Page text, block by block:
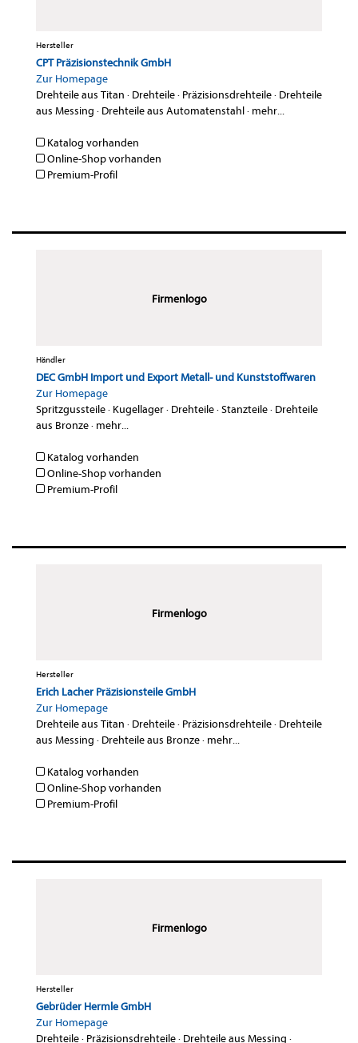
Hersteller
CPT Präzisionstechnik GmbH
Zur Homepage
Drehteile aus Titan · Drehteile· Präzisionsdrehteile· Drehteile
aus Messing · Drehteile aus Automatenstahl· mehr...
Katalog vorhanden
Online-Shop vorhanden
Premium-Profil
Firmenlogo
Händler
DEC GmbH Import und Export Metall- und Kunststoffwaren
Zur Homepage
Spritzgussteile· Kugellager· Drehteile·Stanzteile· Drehteile
aus Bronze· mehr...
Katalog vorhanden
Online-Shop vorhanden
Premium-Profil
Firmenlogo
Hersteller
Erich Lacher Präzisionsteile GmbH
Zur Homepage
Drehteile aus Titan · Drehteile· Präzisionsdrehteile· Drehteile
aus Messing · Drehteile aus Bronze· mehr...
Katalog vorhanden
Online-Shop vorhanden
Premium-Profil
Firmenlogo
Hersteller
Gebrüder Hermle GmbH
Zur Homepage
Drehteile· Präzisionsdrehteile· Drehteile aus Messing ·